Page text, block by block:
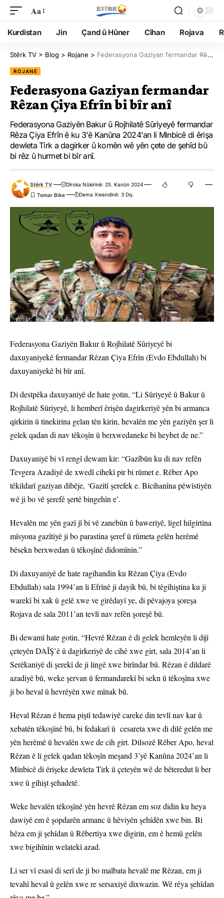
Aa
Kurdistan Jin Çand û Hûner Cîhan Rojava
Stêrk TV > Blog > Rojane > Federasyona Gaziyan fermandar Rêzan Çiya Efrîn bi bîr anî
ROJANE
Federasyona Gaziyan fermandar
Rêzan Çiya Efrîn bi bîr anî
Federasyona Gaziyên Bakur û Rojhilatê Sûriyeyê fermandar
Rêza Çiya Efrîn ê ku 3'ê Kanûna 2024'an li Minbicê di êrişa
dewleta Tirk a dagirker û komên wê yên çete de şehîd bû
bi rêz û hurmet bi bîr anî.
Stêrk TV
Dîroka Nûkirinê: 25. Kanûn 2024
Dema Xwendinê: 3 Dq.
Federasyona Gaziyên Bakur û Rojhilatê Sûriyeyê bi
daxuyaniyekê fermandar Rêzan Çiya Efrîn (Evdo Ebdullah) bi
daxuyaniyekê bi bîr anî.
Di destpêka daxuyaniyê de hate gotin, “Li Sûriyeyê û Bakur û
Rojhilatê Sûriyeyê, li hemberî êrişên dagirkeriyê yên bi armanca
qirkirin û tinekirina gelan tên kirin, hevalên me yên gaziyên şer li
gelek qadan di nav têkoşîn û berxwedaneke bi heybet de ne.”
Daxuyaniyê bi vî rengî dewam kir: “Gazîbûn ku di nav refên
Tevgera Azadiyê de xwedî cihekî pir bi rûmet e. Rêber Apo
têkildarî gaziyan dibêje, ‘Gazîtî şerefek e. Bicihanîna pêwîstiyên
wê ji bo vê şerefê şertê bingehîn e’.
Hevalên me yên gazî jî bi vê zanebûn û baweriyê, ligel hilgirtina
mîsyona gazîtiyê ji bo parastina şeref û rûmeta gelên herêmê
bêsekn berxwedan û têkoşînê didomînin.”
Di daxuyaniyê de hate ragihandin ku Rêzan Çiya (Evdo
Ebdullah) sala 1994’an li Efrînê ji dayik bû, bi têgihiştina ku ji
warekî bi xak û gelê xwe ve girêdayî ye, di pêvajoya şoreşa
Rojava de sala 2011’an tevlî nav refên şoreşê bû.
Bi dewamî hate gotin, “Hevrê Rêzan ê di gelek hemleyên li dijî
çeteyên DAÎŞ’ê û dagirkeriyê de cihê xwe girt, sala 2014’an li
Serêkaniyê di şerekî de ji lingê xwe birîndar bû. Rêzan ê dildarê
azadiyê bû, weke şervan û fermandarekî bi sekn û têkoşîna xwe
ji bo heval û hevrêyên xwe mînak bû.
Heval Rêzan ê hema piştî tedawiyê careke din tevlî nav kar û
xebatên têkoşînê bû, bi fedakarî û cesareta xwe di dilê gelên me
yên herêmê û hevalên xwe de cih girt. Dilsozê Rêber Apo, heval
Rêzan ê li gelek qadan têkoşîn meşand 3’yê Kanûna 2024’an li
Minbicê di êrişeke dewleta Tirk û çeteyên wê de bêteredut li ber
xwe û gihişt şehadetê.
Weke hevalên têkoşînê yên hevrê Rêzan em soz didin ku heya
dawiyê em ê şopdarên armanc û hêviyên şehîdên xwe bin. Bi
hêza em ji şehîdan û Rêbertiya xwe digirin, em ê hemû gelên
xwe bigihînin welatekî azad.
Li ser vî esasî di serî de ji bo malbata hevalê me Rêzan, em ji
tevahî heval û gelên xwe re sersaxiyê dixwazin. Wê rêya şehîdan